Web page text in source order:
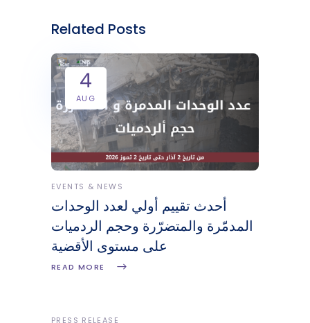
Related Posts
4
AUG
EVENTS & NEWS
أحدث تقييم أولي لعدد الوحدات
المدمّرة والمتضرّرة وحجم الردميات
على مستوى الأقضية
READ MORE
PRESS RELEASE